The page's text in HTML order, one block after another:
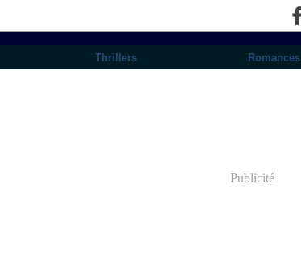
Thrillers Romances
Publicité